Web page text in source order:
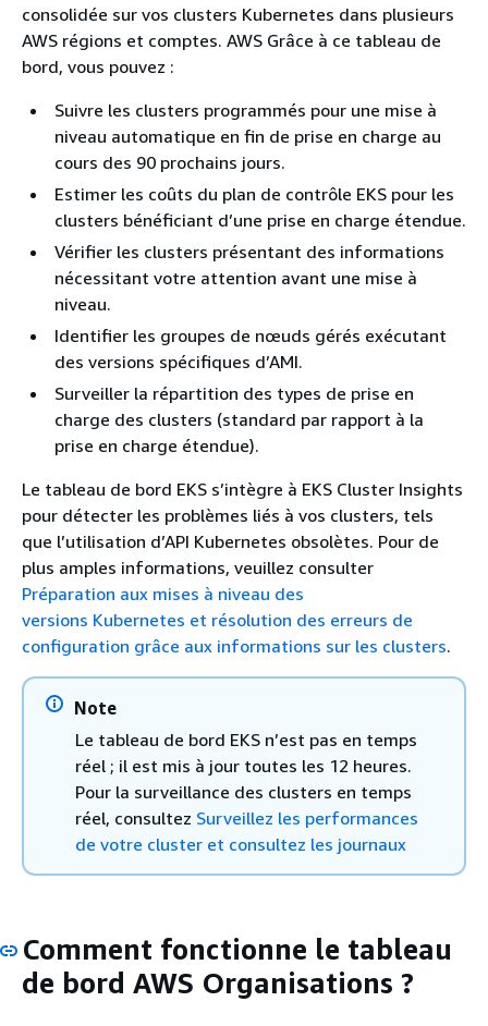
consolidée sur vos clusters Kubernetes dans plusieurs
AWS régions et comptes. AWS Grâce à ce tableau de
bord, vous pouvez :
Suivre les clusters programmés pour une mise à
niveau automatique en fin de prise en charge au
cours des 90 prochains jours.
Estimer les coûts du plan de contrôle EKS pour les
clusters bénéficiant d’une prise en charge étendue.
Vérifier les clusters présentant des informations
nécessitant votre attention avant une mise à
niveau.
Identifier les groupes de nœuds gérés exécutant
des versions spécifiques d’AMI.
Surveiller la répartition des types de prise en
charge des clusters (standard par rapport à la
prise en charge étendue).
Le tableau de bord EKS s’intègre à EKS Cluster Insights
pour détecter les problèmes liés à vos clusters, tels
que l’utilisation d’API Kubernetes obsolètes. Pour de
plus amples informations, veuillez consulter
Préparation aux mises à niveau des
versions Kubernetes et résolution des erreurs de
configuration grâce aux informations sur les clusters.
Note
Le tableau de bord EKS n’est pas en temps
réel ; il est mis à jour toutes les 12 heures.
Pour la surveillance des clusters en temps
réel, consultez Surveillez les performances
de votre cluster et consultez les journaux
Comment fonctionne le tableau
de bord AWS Organisations ?